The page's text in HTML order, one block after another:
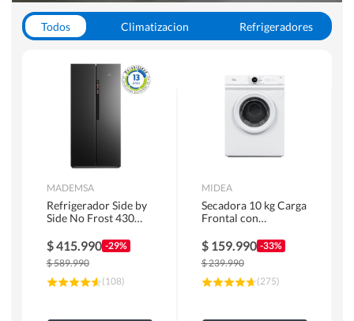
Todos Climatizacion
Refrigeradores
Hornos y Microondas
MADEMSA
Refrigerador Side by
Side No Frost 430
MAS430B
$415.990 -29%
$589.990
(108)
MIDEA
Secadora 10 kg Carga
Frontal con
MD100A100/W2
$ 159.990 -33%
$239.990
(275)